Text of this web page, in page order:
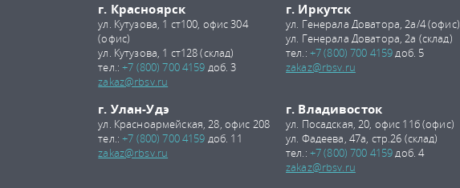
г. Красноярск
ул. Кутузова, 1 ст100, офис 304
(офис)
ул. Кутузова, 1 ст128 (склад)
тел.:+7 (800) 700 4159 доб. 3
zakaz@rbsv.ru
г. Иркутск
ул. Генерала Доватора, 2а/4 (офис)
ул. Генерала Доватора, 2а (склад)
тел.: +7 (800) 700 4159доб. 5
zakaz@rbsv.ru
г. Улан-Удэ
ул. Красноармейская, 28, офис 208
тел.:+7 (800) 700 4159 доб. 11
zakaz@rbsv.ru
г. Владивосток
ул. Посадская, 20, офис 11б (офис)
ул. Фадеева, 47а, стр.26 (склад)
тел.: +7 (800) 700 4159доб. 4
zakaz@rbsv.ru